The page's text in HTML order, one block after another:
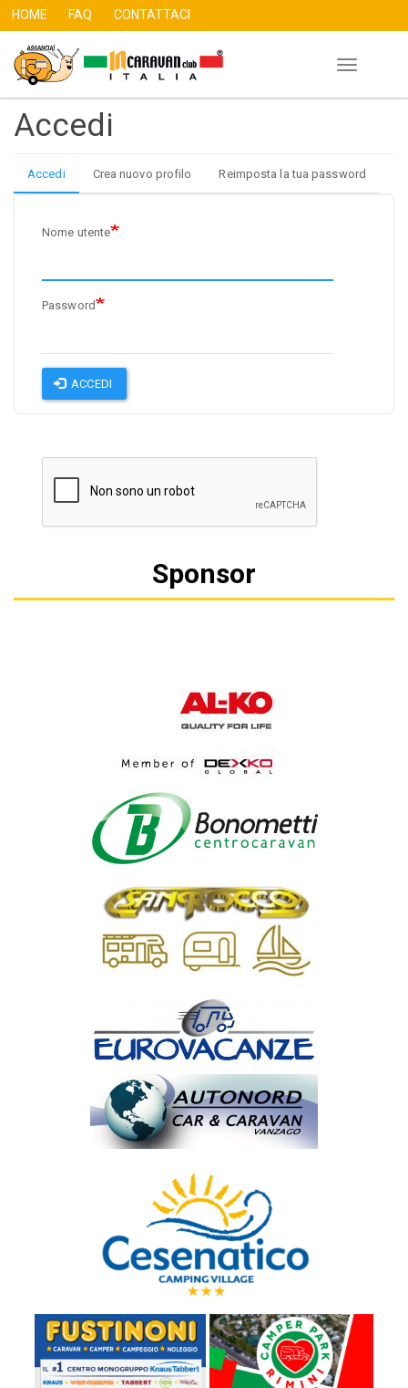
Salta
al
contenuto
HOME FAQ CONTATTACI
Toggle
Accedi
Primary
tabs
Accedi(scheda
attiva)
Crea nuovo profilo Reimposta la tua password
Nome utente
Password
ACCEDI
Sponsor